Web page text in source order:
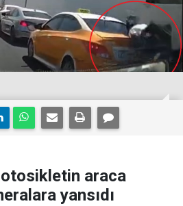
araca
yansıdı